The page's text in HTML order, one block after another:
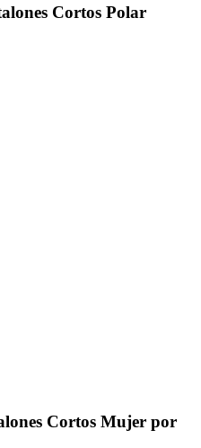
Cortos Polar
Cortos Mujer por